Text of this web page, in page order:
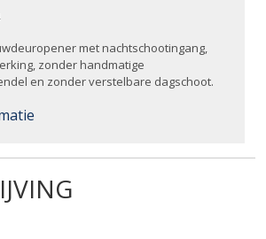
met nachtschootingang,
zonder handmatige
en zonder verstelbare dagschoot.